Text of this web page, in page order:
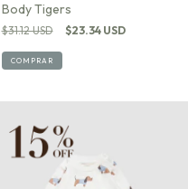
Body Tigers
$31.12 USD $23.34 USD
COMPRAR